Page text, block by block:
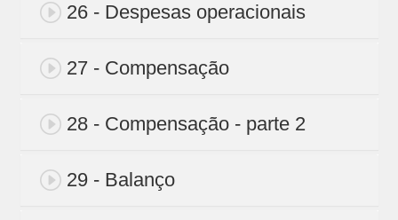
26 - Despesas operacionais
27 - Compensação
28 - Compensação - parte 2
29 - Balanço